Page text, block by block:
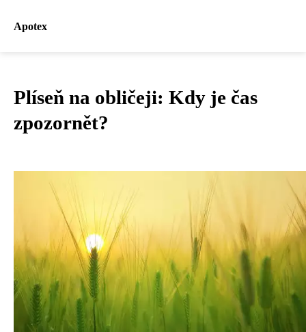
Apotex
Plíseň na obličeji: Kdy je čas
zpozornět?